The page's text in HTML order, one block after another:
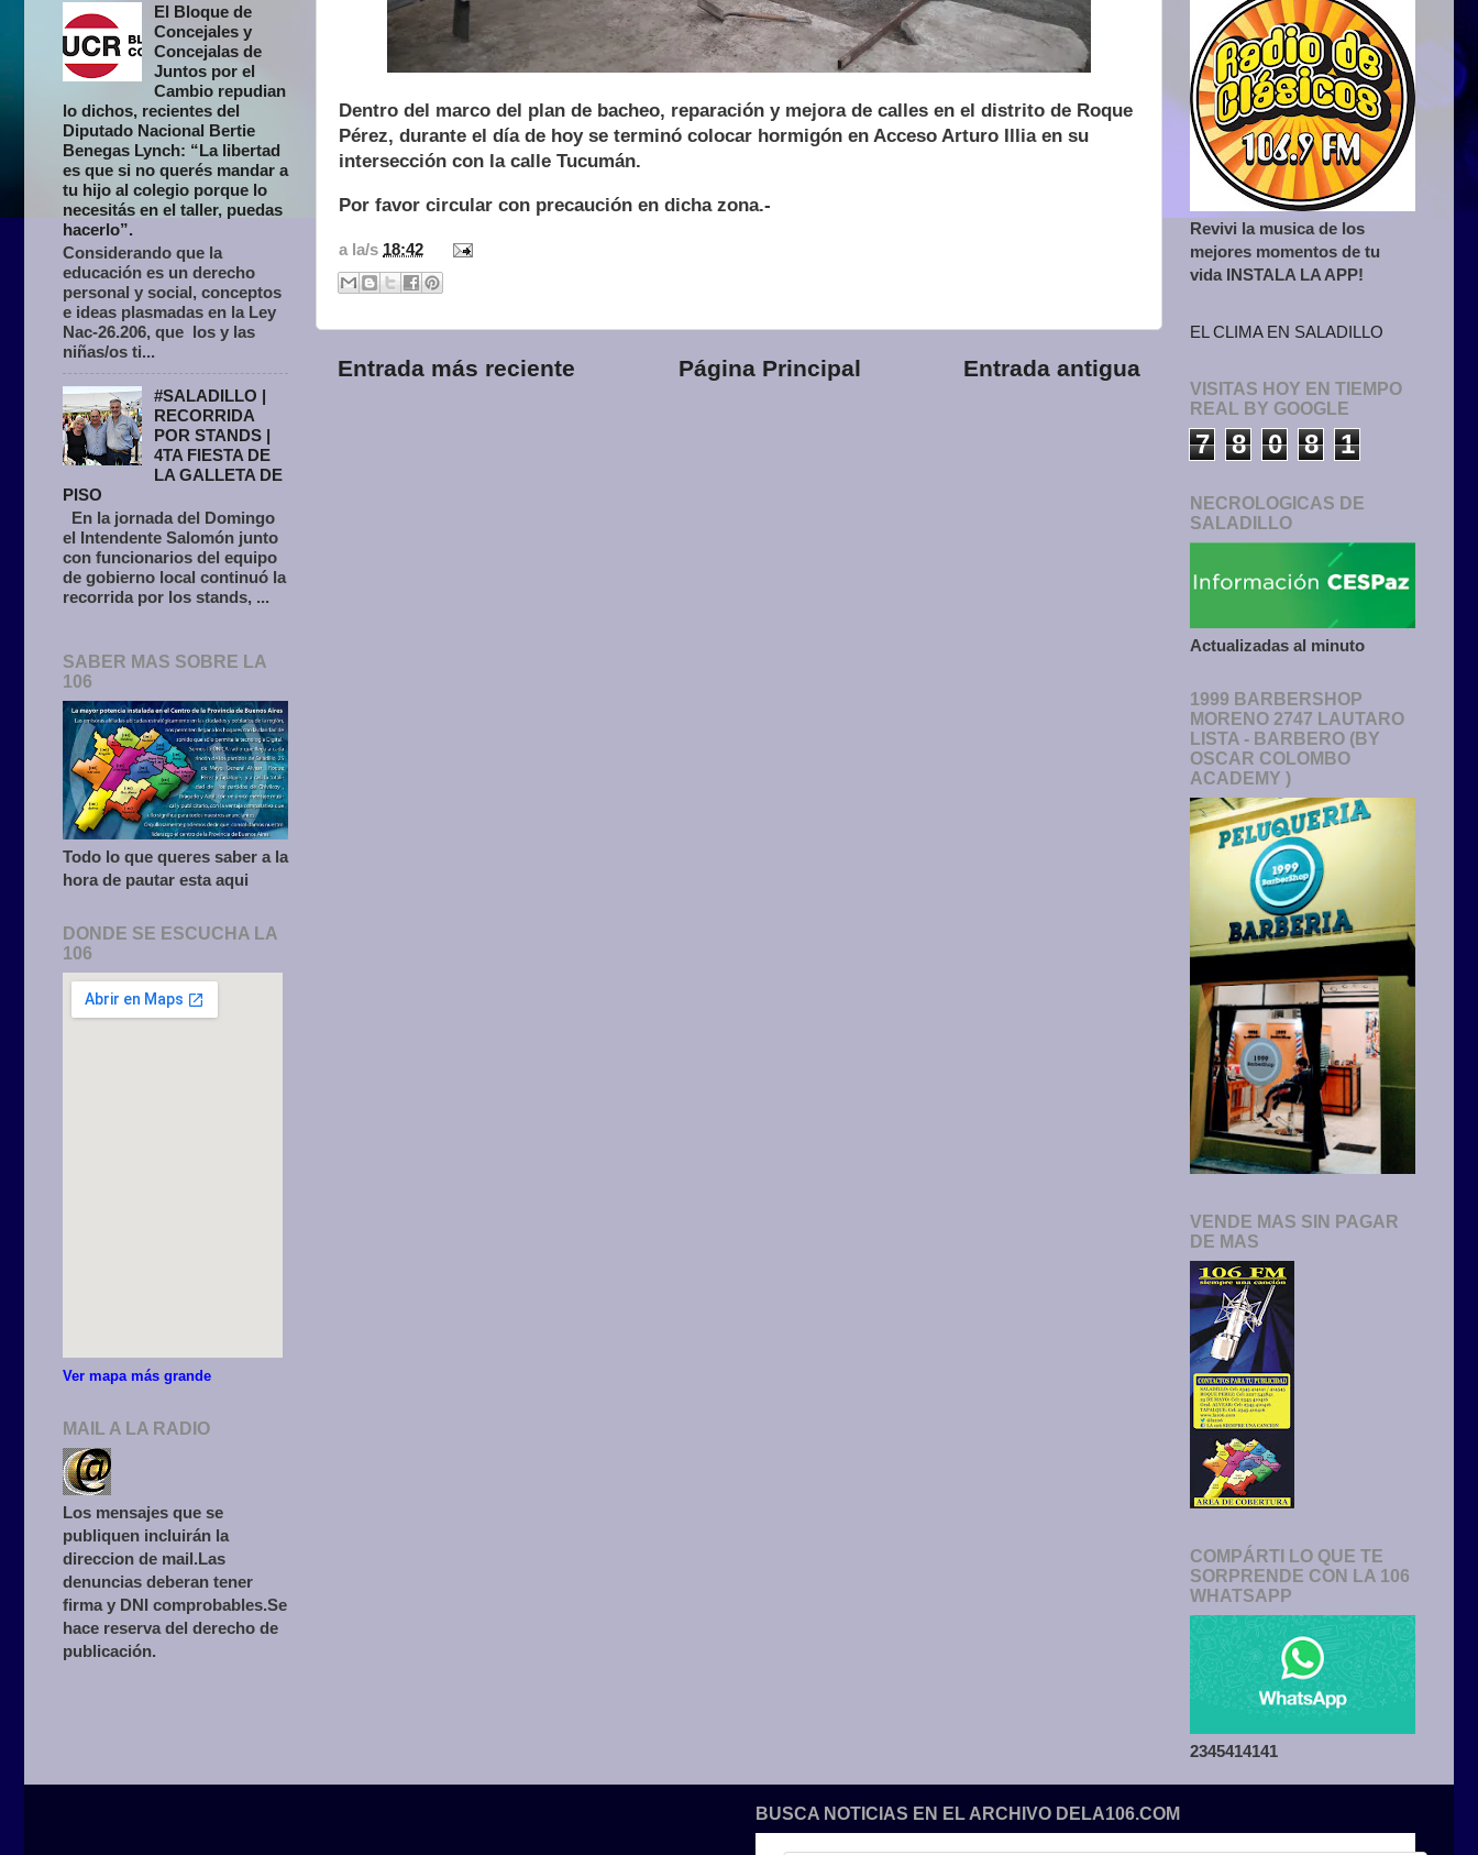
Dentro del marco del plan de bacheo, reparación y mejora de calles en el distrito de Roque
Pérez, durante el día de hoy se terminó colocar hormigón en Acceso Arturo Illia en su
intersección con la calle Tucumán.
Por favor circular con precaución en dicha zona.-
a la/s 18:42
Entrada más reciente Entrada antigua
Página Principal
El Bloque de
Concejales y
Concejalas de
Juntos por el
Cambio repudian
lo dichos, recientes del
Diputado Nacional Bertie
Benegas Lynch: “La libertad
es que si no querés mandar a
tu hijo al colegio porque lo
necesitás en el taller, puedas
hacerlo”.
Considerando que la
educación es un derecho
personal y social, conceptos
e ideas plasmadas en la Ley
Nac-26.206, que los y las
niñas/os ti...
#SALADILLO |
RECORRIDA
POR STANDS |
4TA FIESTA DE
LA GALLETA DE
PISO
En la jornada del Domingo
el Intendente Salomón junto
con funcionarios del equipo
de gobierno local continuó la
recorrida por los stands, ...
SABER MAS SOBRE LA
106
Todo lo que queres saber a la
hora de pautar esta aqui
DONDE SE ESCUCHA LA
106
Ver mapa más grande
MAIL A LA RADIO
Los mensajes que se
publiquen incluirán la
direccion de mail.Las
denuncias deberan tener
firma y DNI comprobables.Se
hace reserva del derecho de
publicación.
Revivi la musica de los
mejores momentos de tu
vida INSTALA LA APP!
EL CLIMA EN SALADILLO
VISITAS HOY EN TIEMPO
REAL BY GOOGLE
7 8 0 8 1
NECROLOGICAS DE
SALADILLO
Actualizadas al minuto
1999 BARBERSHOP
MORENO 2747 LAUTARO
LISTA - BARBERO (BY
OSCAR COLOMBO
ACADEMY )
VENDE MAS SIN PAGAR
DE MAS
COMPÁRTI LO QUE TE
SORPRENDE CON LA 106
WHATSAPP
2345414141
BUSCA NOTICIAS EN EL ARCHIVO DELA106.COM